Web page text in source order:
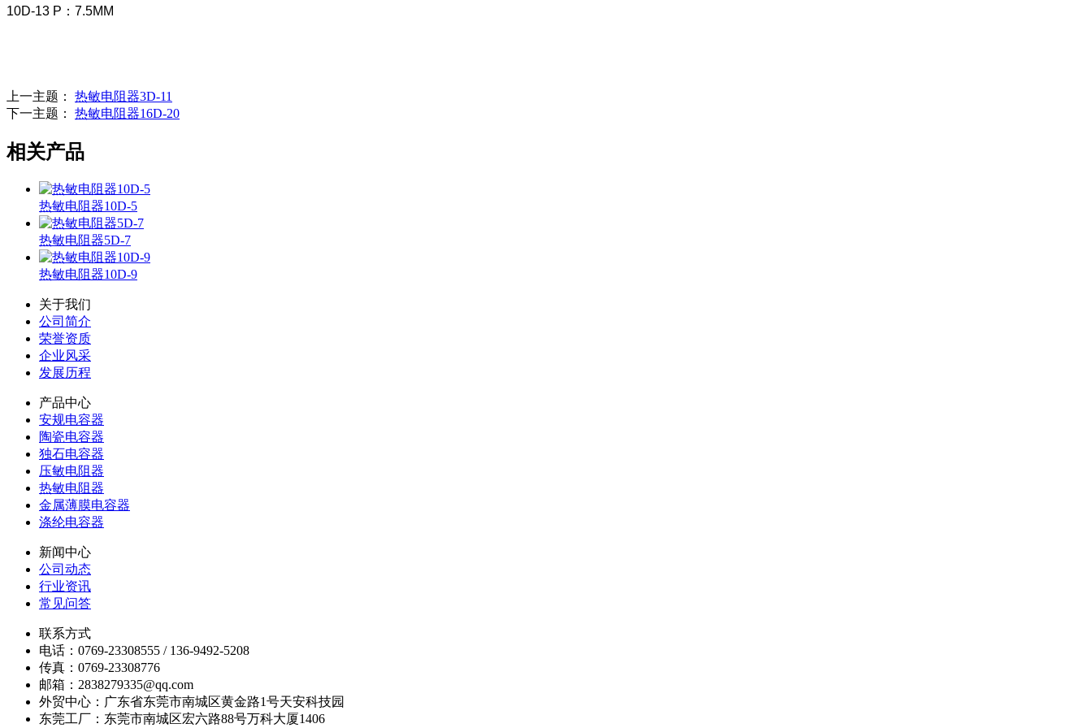
10D-13 P：7.5MM
上一主题： 热敏电阻器3D-11
下一主题： 热敏电阻器16D-20
相关产品
热敏电阻器10D-5
热敏电阻器5D-7
热敏电阻器10D-9
关于我们
公司简介
荣誉资质
企业风采
发展历程
产品中心
安规电容器
陶瓷电容器
独石电容器
压敏电阻器
热敏电阻器
金属薄膜电容器
涤纶电容器
新闻中心
公司动态
行业资讯
常见问答
联系方式
电话：0769-23308555 / 136-9492-5208
传真：0769-23308776
邮箱：2838279335@qq.com
外贸中心：广东省东莞市南城区黄金路1号天安科技园
东莞工厂：东莞市南城区宏六路88号万科大厦1406